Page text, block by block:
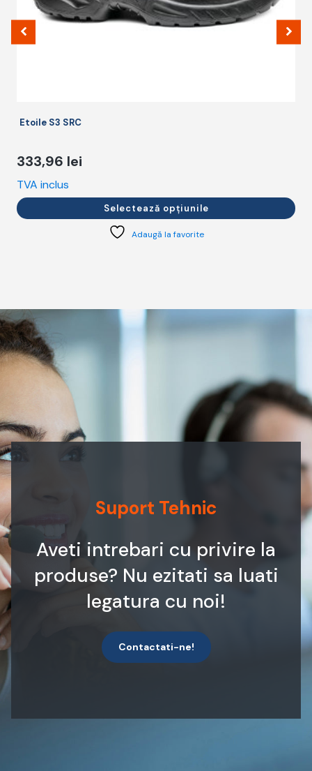
Etoile S3 SRC
333,96 lei
TVA inclus
Selectează opțiunile
pagina
produsului.
Adaugă la favorite
Suport Tehnic
Aveti intrebari cu privire la
produse? Nu ezitati sa luati
legatura cu noi!
Contactati-ne!